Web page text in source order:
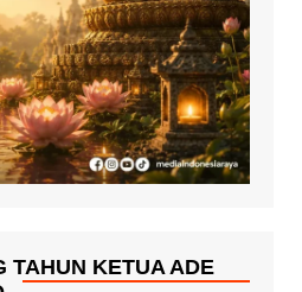
TAHUN KETUA ADE